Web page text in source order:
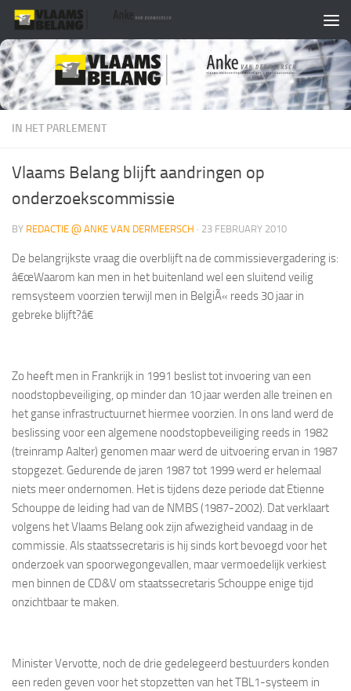
Skip to content
IN HET PARLEMENT
Vlaams Belang blijft aandringen op
onderzoekscommissie
BY REDACTIE @ ANKE VAN DERMEERSCH · 23 FEBRUARY 2010
De belangrijkste vraag die overblijft na de commissievergadering is:
â€œWaarom kan men in het buitenland wel een sluitend veilig
remsysteem voorzien terwijl men in BelgiÃ« reeds 30 jaar in
gebreke blijft?â€
Zo heeft men in Frankrijk in 1991 beslist tot invoering van een
noodstopbeveiliging, op minder dan 10 jaar werden alle treinen en
het ganse infrastructuurnet hiermee voorzien. In ons land werd de
beslissing voor een algemene noodstopbeveiliging reeds in 1982
(treinramp Aalter) genomen maar werd de uitvoering ervan in 1987
stopgezet. Gedurende de jaren 1987 tot 1999 werd er helemaal
niets meer ondernomen. Het is tijdens deze periode dat Etienne
Schouppe de leiding had van de NMBS (1987-2002). Dat verklaart
volgens het Vlaams Belang ook zijn afwezigheid vandaag in de
commissie. Als staatssecretaris is hij sinds kort bevoegd voor het
onderzoek van spoorwegongevallen, maar vermoedelijk verkiest
men binnen de CD&V om staatssecretaris Schouppe enige tijd
onzichtbaar te maken.
Minister Vervotte, noch de drie gedelegeerd bestuurders konden
een reden geven voor het stopzetten van het TBL1-systeem in